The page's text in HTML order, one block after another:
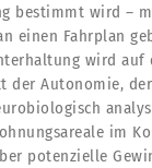
bestimmt wird –
einen Fahrplan
wird auf
der Autonomie,
im
potenzielle